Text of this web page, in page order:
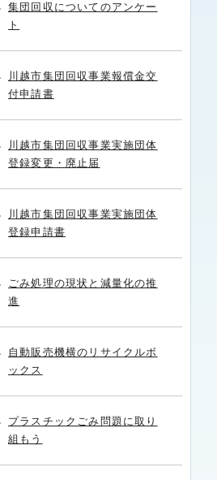
集団回収についてのアンケー
ト
川越市集団回収事業報償金交
付申請書
川越市集団回収事業実施団体
登録変更・廃止届
川越市集団回収事業実施団体
登録申請書
ごみ処理の現状と減量化の推
進
自動販売機横のリサイクルボ
ックス
プラスチックごみ問題に取り
組もう